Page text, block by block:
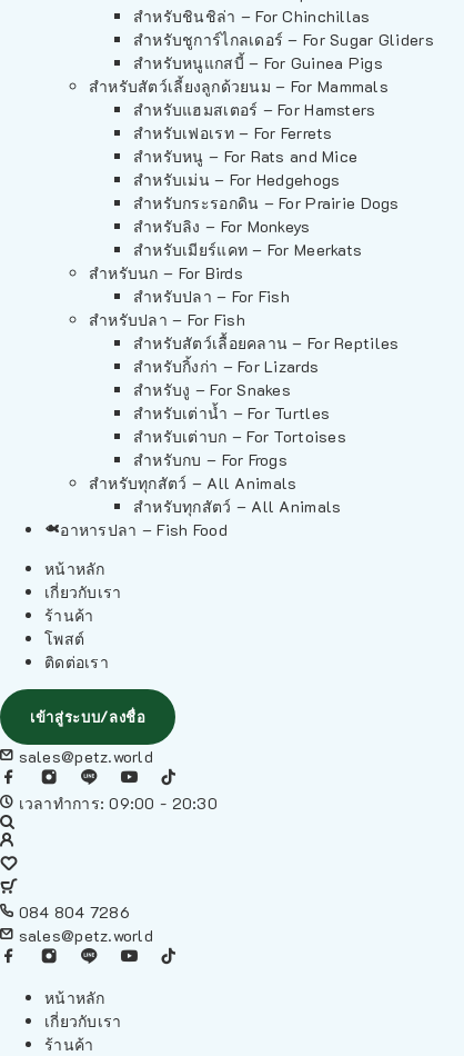
สำหรับชินชิล่า – For Chinchillas
สำหรับชูการ์ไกลเดอร์ – For Sugar Gliders
สำหรับหนูแกสบี้ – For Guinea Pigs
สำหรับสัตว์เลี้ยงลูกด้วยนม – For Mammals
สำหรับแฮมสเตอร์ – For Hamsters
สำหรับเฟอเรท – For Ferrets
สำหรับหนู – For Rats and Mice
สำหรับเม่น – For Hedgehogs
สำหรับกระรอกดิน – For Prairie Dogs
สำหรับลิง – For Monkeys
สำหรับเมียร์แคท – For Meerkats
สำหรับนก – For Birds
สำหรับปลา – For Fish
สำหรับปลา – For Fish
สำหรับสัตว์เลื้อยคลาน – For Reptiles
สำหรับกิ้งก่า – For Lizards
สำหรับงู – For Snakes
สำหรับเต่าน้ำ – For Turtles
สำหรับเต่าบก – For Tortoises
สำหรับกบ – For Frogs
สำหรับทุกสัตว์ – All Animals
สำหรับทุกสัตว์ – All Animals
อาหารปลา – Fish Food
หน้าหลัก
เกี่ยวกับเรา
ร้านค้า
โพสต์
ติดต่อเรา
เข้าสู่ระบบ/ลงชื่อ
sales@petz.world
เวลาทำการ: 09:00 - 20:30
084 804 7286
sales@petz.world
หน้าหลัก
เกี่ยวกับเรา
ร้านค้า